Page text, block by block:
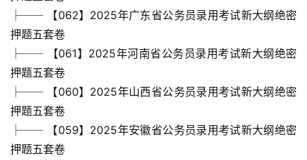
学
资
料
自
媒
体
资
源
登录
├── 【062】2025年广东省公务员录用考试新大纲绝密
押题五套卷
├── 【061】2025年河南省公务员录用考试新大纲绝密
押题五套卷
├── 【060】2025年山西省公务员录用考试新大纲绝密
押题五套卷
├── 【059】2025年安徽省公务员录用考试新大纲绝密
押题五套卷